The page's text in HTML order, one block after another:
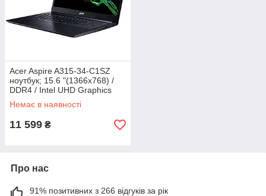
Acer Aspire A315-34-C1SZ
ноутбук; 15.6 "(1366x768) /
DDR4 / Intel UHD Graphics
600
Немає в наявності
11 599 ₴
Про нас
91% позитивних з 266 відгуків за рік